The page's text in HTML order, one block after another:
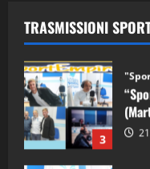
TRASMISSIONI
2
3